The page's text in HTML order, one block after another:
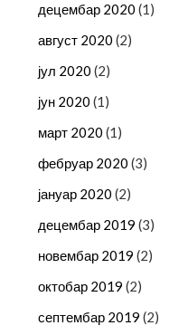
децембар 2020 (1)
август 2020 (2)
јул 2020 (2)
јун 2020 (1)
март 2020 (1)
фебруар 2020 (3)
јануар 2020 (2)
децембар 2019 (3)
новембар 2019 (2)
октобар 2019 (2)
септембар 2019 (2)